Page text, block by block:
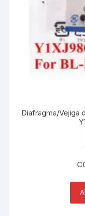
Diafragma/Vejiga